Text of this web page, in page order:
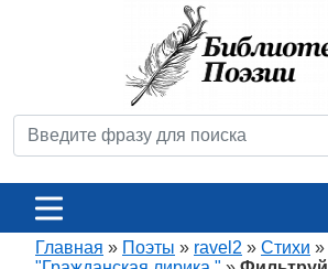
Главная » Поэты » ravel2 » Стихи »